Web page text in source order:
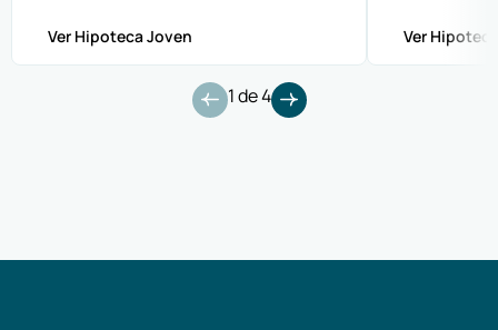
Ver Hipoteca Joven Ver
1de4